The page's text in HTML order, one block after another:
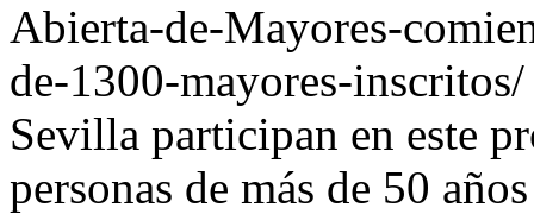
Abierta-de-Mayores-
de-1300-mayores-
Sevilla participan en este
personas de más de 50 años